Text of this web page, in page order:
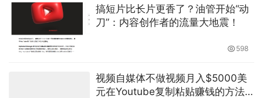
搞短片比长片更香了？油管开始“动
刀”：内容创作者的流量大地震！
598
视频自媒体不做视频月入$5000美
元在Youtube复制粘贴赚钱的方法